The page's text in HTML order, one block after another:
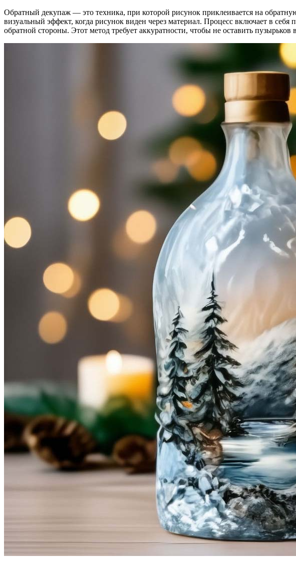
Обратный декупаж — это техника, при которой рисунок приклеивается на
визуальный эффект, когда рисунок виден через материал. Процесс включает в
обратной стороны. Этот метод требует аккуратности, чтобы не оставить